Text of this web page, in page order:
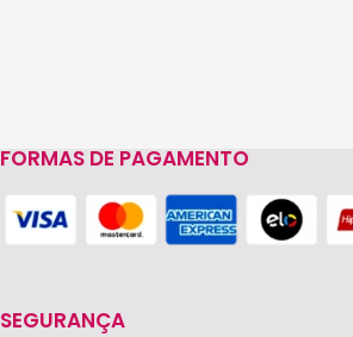
FORMAS DE PAGAMENTO
SEGURANÇA